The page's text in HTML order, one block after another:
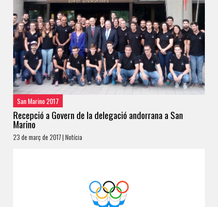
San Marino 2017
Recepció a Govern de la delegació andorrana a San
Marino
23 de març de 2017 | Notícia